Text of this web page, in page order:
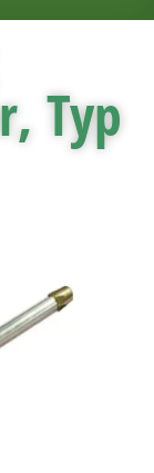
Typ